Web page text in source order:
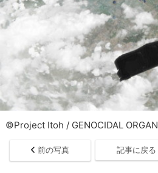
©Project Itoh / GENOCIDAL ORGAN
前の写真 記事に戻る